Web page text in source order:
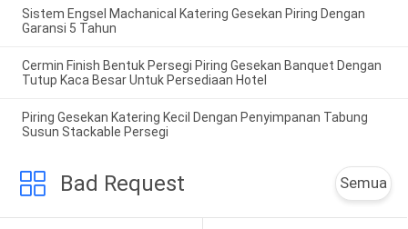
Sistem Engsel Machanical Katering Gesekan Piring Dengan
Garansi 5 Tahun
Cermin Finish Bentuk Persegi Piring Gesekan Banquet Dengan
Tutup Kaca Besar Untuk Persediaan Hotel
Piring Gesekan Katering Kecil Dengan Penyimpanan Tabung
Susun Stackable Persegi
Bad Request Semua